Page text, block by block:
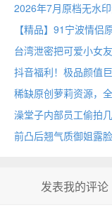
2026年7月原档无水
台湾泄密把可爱小女
澡堂子内部员工偷拍
前凸后翘气质御姐露
发表我的评论